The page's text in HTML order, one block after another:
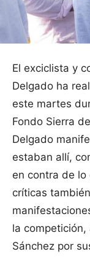
El exciclista y
Delgado ha
este martes
Fondo Sierra
Delgado
estaban allí,
en contra de lo
críticas
la
Sánchez por